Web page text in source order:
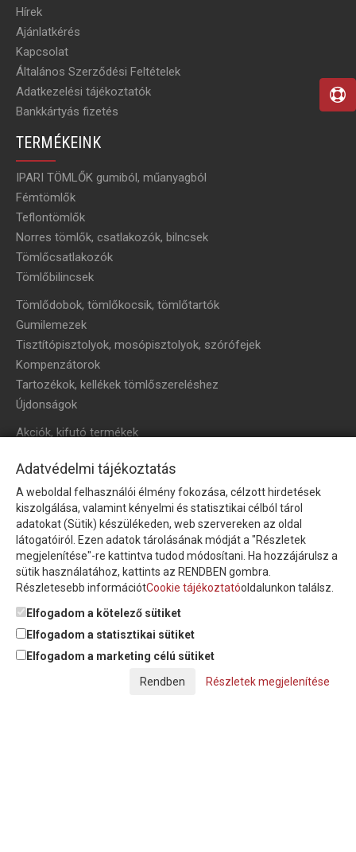
Hírek
Ajánlatkérés
Kapcsolat
Általános Szerződési Feltételek
Adatkezelési tájékoztatók
Bankkártyás fizetés
TERMÉKEINK
IPARI TÖMLŐK gumiból, műanyagból
Fémtömlők
Teflontömlők
Norres tömlők, csatlakozók, bilncsek
Tömlőcsatlakozók
Tömlőbilincsek
Tömlődobok, tömlőkocsik, tömlőtartók
Gumilemezek
Tisztítópisztolyok, mosópisztolyok, szórófejek
Kompenzátorok
Tartozékok, kellékek tömlőszereléshez
Újdonságok
Akciók, kifutó termékek
HÍRLEVÉL
Íratkozzon fel hírlevelünkre!
Feliratkozom a hírlevélre és nyilatkozom, hogy azadatkezelési
tájékoztatót elolvastam, megismertem és elfogadom.
© Copyright Triász-Tömlő Kft. | Minden jog fenntartva!
Adatvédelmi tájékoztatás
A weboldal felhasználói élmény fokozása, célzott hirdetések
kiszolgálása, valamint kényelmi és statisztikai célból tárol
adatokat (Sütik) készülékeden, web szervereken az oldal
látogatóiról. Ezen adatok tárolásának módját a "Részletek
megjelenítése"-re kattintva tudod módosítani. Ha hozzájárulsz a
sütik használatához, kattints az RENDBEN gombra.
Részletesebb információtCookie tájékoztatóoldalunkon találsz.
Elfogadom a kötelező sütiket
Elfogadom a statisztikai sütiket
Elfogadom a marketing célú sütiket
Részletek megjelenítése